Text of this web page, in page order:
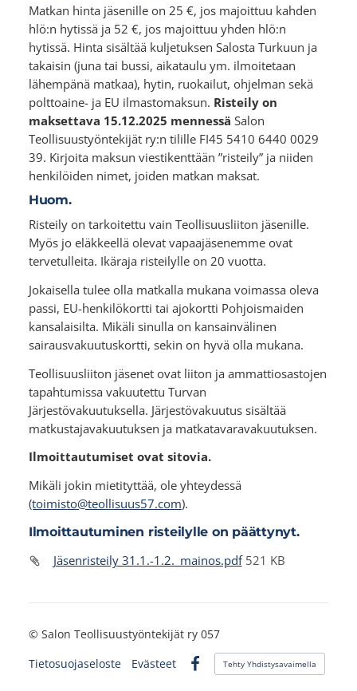
Matkan hinta jäsenille on 25 €, jos majoittuu kahden
hlö:n hytissä ja 52 €, jos majoittuu yhden hlö:n
hytissä. Hinta sisältää kuljetuksen Salosta Turkuun ja
takaisin (juna tai bussi, aikataulu ym. ilmoitetaan
lähempänä matkaa), hytin, ruokailut, ohjelman sekä
polttoaine- ja EU ilmastomaksun. Risteily on
maksettava 15.12.2025 mennessä Salon
Teollisuustyöntekijät ry:n tilille FI45 5410 6440 0029
39. Kirjoita maksun viestikenttään ”risteily” ja niiden
henkilöiden nimet, joiden matkan maksat.
Huom.
Risteily on tarkoitettu vain Teollisuusliiton jäsenille.
Myös jo eläkkeellä olevat vapaajäsenemme ovat
tervetulleita. Ikäraja risteilylle on 20 vuotta.
Jokaisella tulee olla matkalla mukana voimassa oleva
passi, EU-henkilökortti tai ajokortti Pohjoismaiden
kansalaisilta. Mikäli sinulla on kansainvälinen
sairausvakuutuskortti, sekin on hyvä olla mukana.
Teollisuusliiton jäsenet ovat liiton ja ammattiosastojen
tapahtumissa vakuutettu Turvan
Järjestövakuutuksella. Järjestövakuutus sisältää
matkustajavakuutuksen ja matkatavaravakuutuksen.
Ilmoittautumiset ovat sitovia.
Mikäli jokin mietityttää, ole yhteydessä
(toimisto@teollisuus57.com).
Ilmoittautuminen risteilylle on päättynyt.
Jäsenristeily 31.1.-1.2._mainos.pdf 521 KB
© Salon Teollisuustyöntekijät ry 057
Tietosuojaseloste
Evästeet
Facebook
Tehty Yhdistysavaimella